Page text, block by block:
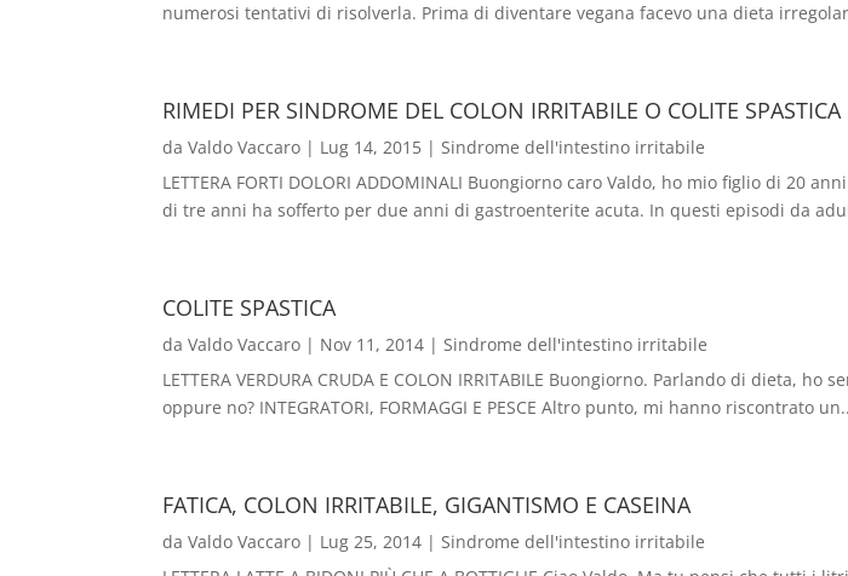
numerosi tentativi di risolverla. Prima di diventare vegana facevo una dieta
RIMEDI PER SINDROME DEL COLON IRRITABILE O COLITE
daValdo Vaccaro | Lug 14, 2015 |Sindrome dell'intestino irritabile
LETTERA FORTI DOLORI ADDOMINALI Buongiorno caro Valdo, ho mio figlio di
di tre anni ha sofferto per due anni di gastroenterite acuta. In questi episodi da
COLITE SPASTICA
daValdo Vaccaro | Nov 11, 2014 |Sindrome dell'intestino irritabile
LETTERA VERDURA CRUDA E COLON IRRITABILE Buongiorno. Parlando di dieta,
oppure no? INTEGRATORI, FORMAGGI E PESCE Altro punto, mi hanno riscontrato
FATICA, COLON IRRITABILE, GIGANTISMO E CASEINA
daValdo Vaccaro | Lug 25, 2014 |Sindrome dell'intestino irritabile